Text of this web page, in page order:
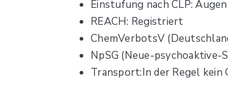
Einstufung nach CLP:
REACH: Registriert
ChemVerbotsV
NpSG (Neue-
Transport:In der Regel kein